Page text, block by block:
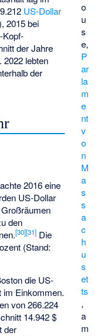
o
u
s
e,
P
ar
la
m
e
nt
v
o
n
M
a
s
s
a
c
h
u
s
et
ts
,
a
m
US-Dollar
2015 bei
Kopf-
der Jahre
2022 lebten
der
2016 eine
US-Dollar
den
[30][31] Die
(Stand:
die US-
im Einkommen.
von 266.224
14.942 $
der